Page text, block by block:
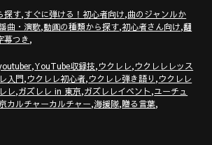
GET & 楽しいコミュニティー「ガズク
gazzclub/
向上！気持ちいいお勉強キャンパス「ガ
こちら
channel/
探す,すぐに弾ける！初心者向け,曲のジャンルか
曲・演歌,動画の種類から探す,初心者さん向け,翻
幕つき,
,YouTube収録技,ウクレレ,ウクレレレッス
入門,ウクレレ初心者,ウクレレ弾き語り ,ウクレレ
レ,ガズレレ in 東京,ガズレレイベント,ユーチュ
カルチャーカルチャー,海援隊,贈る言葉,